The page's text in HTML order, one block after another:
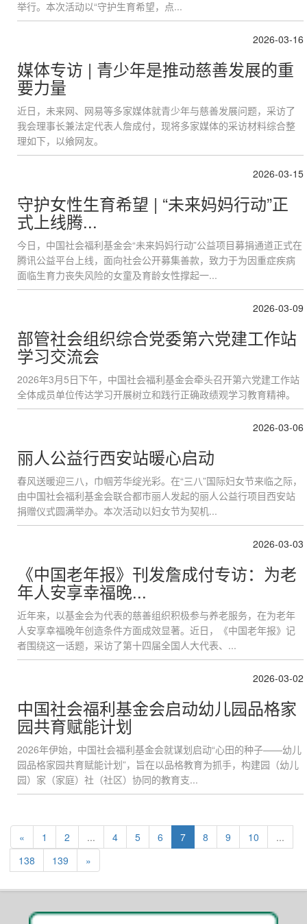
举行。本次活动以“守护生育希望，点...
2026-03-16
媒体专访 | 青少年是推动慈善发展的重
要力量
近日，未来网、网易等多家媒体就青少年与慈善发展问题，采访了
我会理事长兼法定代表人詹成付，现将多家媒体的采访材料综合整
理如下，以飨网友。
2026-03-15
守护女性生育希望 | “未来妈妈行动”正
式上线腾...
今日，中国社会福利基金会“未来妈妈行动”公益项目募捐通道正式在
腾讯公益平台上线，面向社会公开募集善款，致力于为因重症疾病
面临生育力丧失风险的女童及育龄女性撑起一...
2026-03-09
部管社会组织综合党委第六党建工作站
学习交流会
2026年3月5日下午，中国社会福利基金会牵头召开第六党建工作站
全体成员单位传达学习开展树立和践行正确政绩观学习教育精神。
2026-03-06
丽人公益行西安站暖心启动
春风送暖迎三八，巾帼芳华绽光彩。在“三八”国际妇女节来临之际，
由中国社会福利基金会联合都市丽人发起的丽人公益行项目西安站
捐赠仪式圆满举办。本次活动以妇女节为契机...
2026-03-03
《中国老年报》刊发詹成付专访：为老
年人安享幸福晚...
近年来，以基金会为代表的慈善组织积极参与养老服务，在为老年
人安享幸福晚年创造条件方面成效显著。近日，《中国老年报》记
者围绕这一话题，采访了第十四届全国人大代表、...
2026-03-02
中国社会福利基金会启动幼儿园品格家
园共育赋能计划
2026年伊始，中国社会福利基金会就谋划启动“心田的种子——幼儿
园品格家园共育赋能计划”，旨在以品格教育为抓手，构建园（幼儿
园）家（家庭）社（社区）协同的教育支...
« 1 2 ... 4 5 6 7 8 9 10
...
138
139 »